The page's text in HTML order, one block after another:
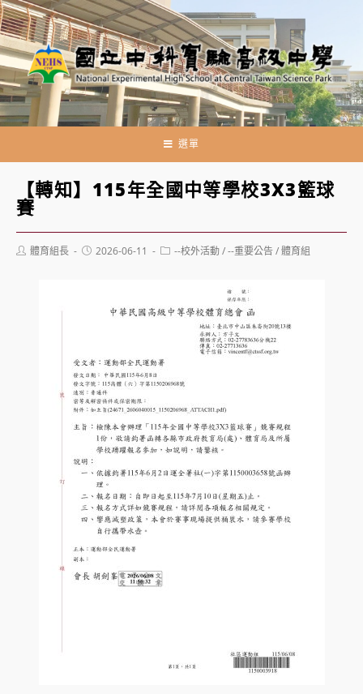
跳
轉
至
主
要
內
選單
【轉知】115年全國中等學校3X3籃球
賽
Post體育組長
Post2026-06-11
Post--校外活動/--重要公告/體育組